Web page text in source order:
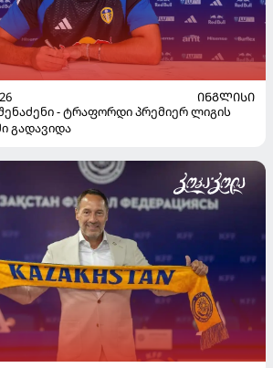
ᲘᲜᲒᲚᲘᲡᲘ
- ტრაფორდი პრემიერ ლიგის
გადავიდა